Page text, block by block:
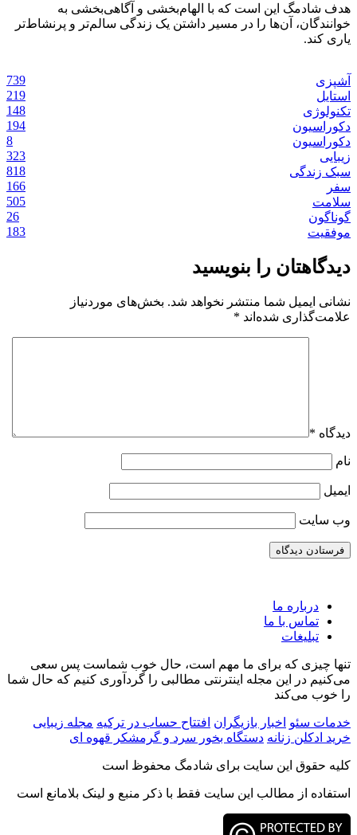
هدف شادمگ این است که با الهام‌بخشی و آگاهی‌بخشی به
خوانندگان، آن‌ها را در مسیر داشتن یک زندگی سالم‌تر و پرنشاط‌تر
یاری کند.
۱۰ نوشیدنی خنک با قهوه که باید امتحان کنید
آشپزی
قهوه‌ ای اسپرسو؛ رنگ جدید دنیای مد
استایل
ساخت کرم پودر با ارد گندم در ۵ دقیقه مناسب
انواع پوست‌ + روش تهیه
زیبایی
طرح ناخن شیک و باکلاس تابستانی دخترانه برای
روزمره
زیبایی
ماسک امگا 3 برای پوست ؛ مقوی ترین ماسک
خانگی
زیبایی
درمان کم پشتی ابرو با 6 ماده ی خانگی ساده
زیبایی
آشپزی
739
استایل
219
تکنولوژی
148
دکوراسیون
194
دکوراسیون
8
زیبایی
323
سبک زندگی
818
سفر
166
سلامت
505
گوناگون
26
موفقیت
183
دیدگاهتان را بنویسید
نشانی ایمیل شما منتشر نخواهد شد. بخش‌های موردنیاز
علامت‌گذاری شده‌اند *
دیدگاه *
نام
ایمیل
وب‌ سایت
درباره ما
تماس با ما
تبلیغات
تنها چیزی که برای ما مهم است، حال خوب شماست پس سعی
می‌کنیم در این مجله اینترنتی مطالبی را گردآوری کنیم که حال شما
را خوب می‌کند
خدمات سئو اخبار بازیگران افتتاح حساب در ترکیه مجله زیبایی
خرید ادکلن زنانه دستگاه بخور سرد و گرمشکر قهوه ای
6 روش پخت کینوا ؛ بهترین جایگزین برای برنج
15 اکتبر, 2023
آشپزی
خواص دمنوش به برای سلامتی ؛ درمان 100 درد
05 ژانویه, 2025
سلامت
کلیه حقوق این سایت برای شادمگ محفوظ است
استفاده از مطالب این سایت فقط با ذکر منبع و لینک بلامانع است